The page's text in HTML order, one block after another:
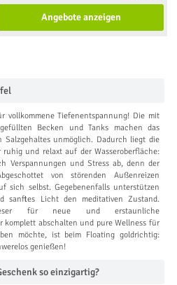
Angebote anzeigen
vollkommene Tiefenentspannung! Die mit
Becken und Tanks machen das
Salzgehaltes unmöglich. Dadurch liegt die
und relaxt auf der Wasseroberfläche:
Verspannungen und Stress ab, denn der
von störenden Außenreizen
sich selbst. Gegebenenfalls unterstützen
sanftes Licht den meditativen Zustand.
für neue und erstaunliche
komplett abschalten und pure Wellness für
möchte, ist beim Floating goldrichtig:
genießen!
so einzigartig?